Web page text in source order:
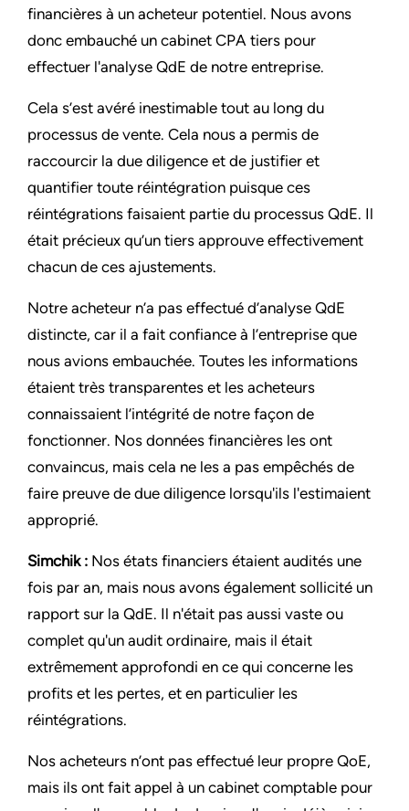
financières à un acheteur potentiel. Nous avons
donc embauché un cabinet CPA tiers pour
effectuer l'analyse QdE de notre entreprise.
Cela s’est avéré inestimable tout au long du
processus de vente. Cela nous a permis de
raccourcir la due diligence et de justifier et
quantifier toute réintégration puisque ces
réintégrations faisaient partie du processus QdE. Il
était précieux qu’un tiers approuve effectivement
chacun de ces ajustements.
Notre acheteur n’a pas effectué d’analyse QdE
distincte, car il a fait confiance à l’entreprise que
nous avions embauchée. Toutes les informations
étaient très transparentes et les acheteurs
connaissaient l’intégrité de notre façon de
fonctionner. Nos données financières les ont
convaincus, mais cela ne les a pas empêchés de
faire preuve de due diligence lorsqu'ils l'estimaient
approprié.
Simchik : Nos états financiers étaient audités une
fois par an, mais nous avons également sollicité un
rapport sur la QdE. Il n'était pas aussi vaste ou
complet qu'un audit ordinaire, mais il était
extrêmement approfondi en ce qui concerne les
profits et les pertes, et en particulier les
réintégrations.
Nos acheteurs n’ont pas effectué leur propre QoE,
mais ils ont fait appel à un cabinet comptable pour